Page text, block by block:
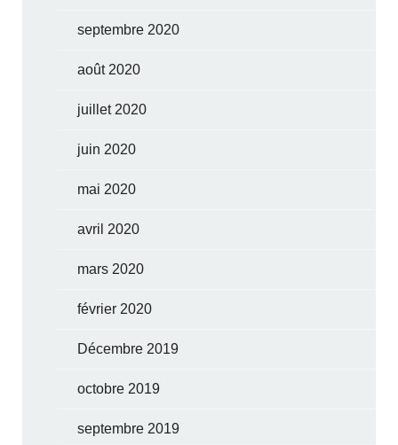
septembre 2020
août 2020
juillet 2020
juin 2020
mai 2020
avril 2020
mars 2020
février 2020
Décembre 2019
octobre 2019
septembre 2019